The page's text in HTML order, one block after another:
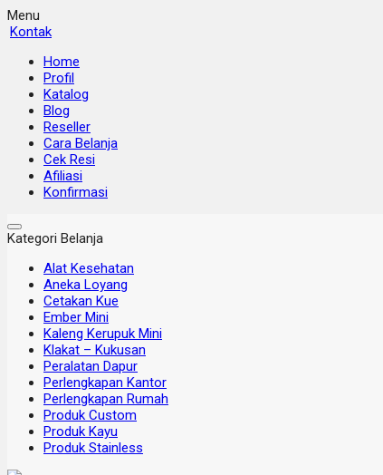
Menu
Kontak
Home
Profil
Katalog
Blog
Reseller
Cara Belanja
Cek Resi
Afiliasi
Konfirmasi
Kategori Belanja
Alat Kesehatan
Aneka Loyang
Cetakan Kue
Ember Mini
Kaleng Kerupuk Mini
Klakat – Kukusan
Peralatan Dapur
Perlengkapan Kantor
Perlengkapan Rumah
Produk Custom
Produk Kayu
Produk Stainless